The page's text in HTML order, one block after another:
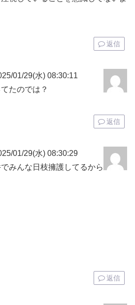
返信
01/29(水) 08:30:11
たのでは？
返信
01/29(水) 08:30:29
みんな日枝擁護してるから
返信